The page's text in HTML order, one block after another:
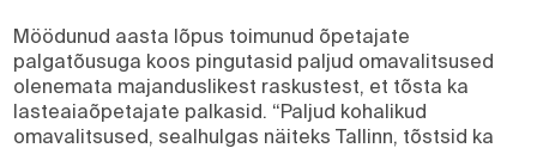
Möödunud aasta lõpus toimunud õpetajate
palgatõusuga koos pingutasid paljud omavalitsused
olenemata majanduslikest raskustest, et tõsta ka
lasteaiaõpetajate palkasid. “Paljud kohalikud
omavalitsused, sealhulgas näiteks Tallinn, tõstsid ka